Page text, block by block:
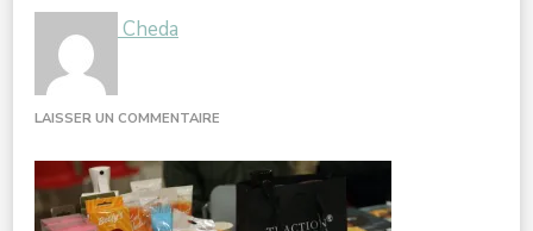
Cheda
LAISSER UN COMMENTAIRE
SOLIDARITEINTERNATIONALEDOUBLE-
CULTURE-
NOELENFANTS3A7721